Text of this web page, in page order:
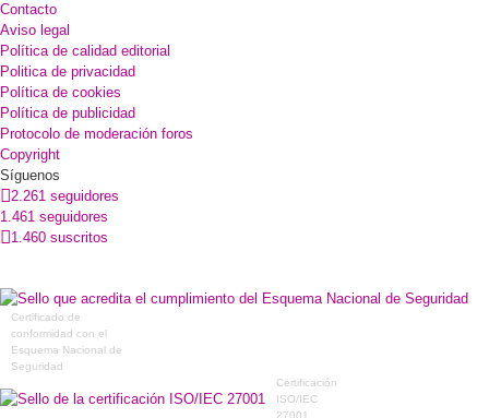
Contacto
Aviso legal
Política de calidad editorial
Politica de privacidad
Política de cookies
Política de publicidad
Protocolo de moderación foros
Copyright
Síguenos
2.261 seguidores
1.461 seguidores
1.460 suscritos
Certificado de
conformidad con el
Esquema Nacional de
Seguridad
Certificación
ISO/IEC
27001